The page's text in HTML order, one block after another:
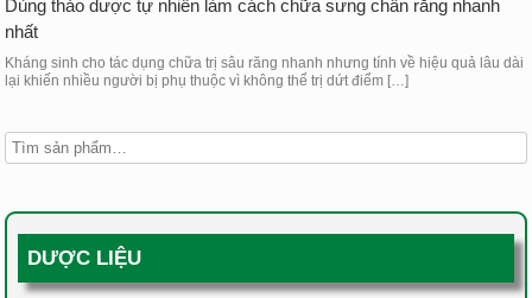
Dùng thảo dược tự nhiên làm cách chữa sưng chân răng nhanh
nhất
Kháng sinh cho tác dụng chữa trị sâu răng nhanh nhưng tính về hiệu quả lâu dài
lại khiến nhiều người bị phụ thuộc vì không thể trị dứt điểm […]
DƯỢC LIỆU